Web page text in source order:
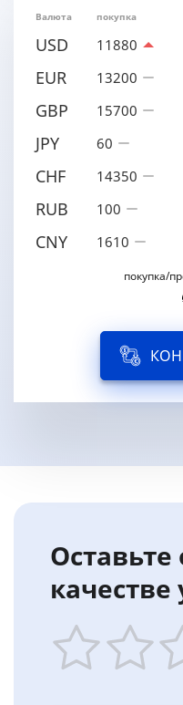
Валюта покупка
USD 11880
EUR 13200
GBP 15700
JPY 60
CHF 14350
RUB 100
CNY 1610
покупка/
Оставьте
качестве